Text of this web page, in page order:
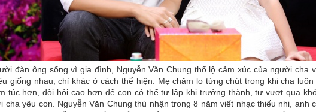
đàn ông sống vì gia đình, Nguyễn Văn Chung thổ lộ cảm xúc của người cha
giống nhau, chỉ khác ở cách thể hiện. Mẹ chăm lo từng chút trong khi cha luôn
túc hơn, đòi hỏi cao hơn để con có thể tự lập khi trưởng thành, tự vượt qua
cha yêu con. Nguyễn Văn Chung thú nhận trong 8 năm viết nhạc thiếu nhi, anh